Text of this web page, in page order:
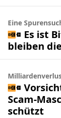
Eine
Es ist
bleiben
Scam-
schützt